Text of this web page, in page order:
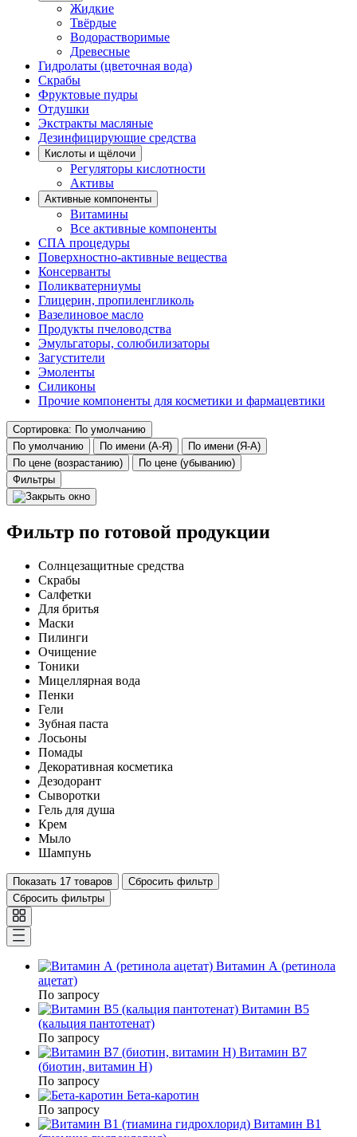
Жидкие
Твёрдые
Водорастворимые
Древесные
Гидролаты (цветочная вода)
Скрабы
Фруктовые пудры
Отдушки
Экстракты масляные
Дезинфицирующие средства
Кислоты и щёлочи
Регуляторы кислотности
Активы
Активные компоненты
Витамины
Все активные компоненты
СПА процедуры
Поверхностно-активные вещества
Консерванты
Поликватерниумы
Глицерин, пропиленгликоль
Вазелиновое масло
Продукты пчеловодства
Эмульгаторы, солюбилизаторы
Загустители
Эмоленты
Силиконы
Прочие компоненты для косметики и фармацевтики
Сортировка: По умолчанию
По умолчанию
По имени (А-Я)
По имени (Я-А)
По цене (возрастанию)
По цене (убыванию)
Фильтры
Фильтр по готовой продукции
Солнцезащитные средства
Скрабы
Салфетки
Для бритья
Маски
Пилинги
Очищение
Тоники
Мицеллярная вода
Пенки
Гели
Зубная паста
Лосьоны
Помады
Декоративная косметика
Дезодорант
Сыворотки
Гель для душа
Крем
Мыло
Шампунь
Показать 17 товаров
Сбросить фильтр
Сбросить фильтры
Витамин А (ретинола
ацетат)
По запросу
Витамин В5
(кальция пантотенат)
По запросу
Витамин В7
(биотин, витамин Н)
По запросу
Бета-каротин
По запросу
Витамин В1